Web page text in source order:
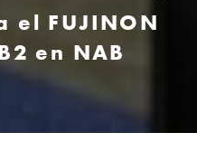
el FUJINON
en NAB